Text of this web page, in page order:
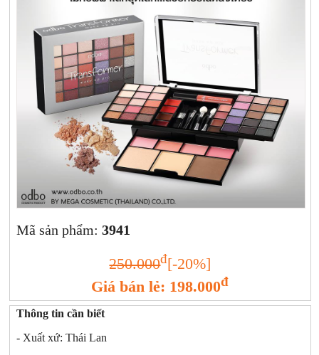
Sữa rửa mặt | Tẩy trang | Lột mụn
Nước hoa hồng | Toner
Sản phẩm trang điểm khác
Kit | Samples các loại
Cushion | BB cream | CC cream
Giảm cân | Tăng cân
Sp chăm sóc da khác
Mã sản phẩm:3941
250.000đ[-20%]
Giá bán lẻ: 198.000đ
Thông tin cần biết
- Xuất xứ: Thái Lan